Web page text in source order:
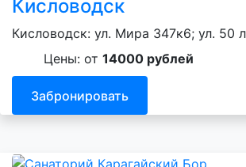
Кисловодск
Кисловодск: ул. Мира 347к6; ул. 50
Цены: от 14000 рублей
Забронировать